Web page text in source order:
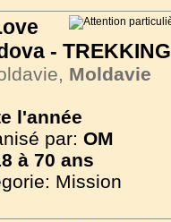
-
Moldavie
l'année
par: OM
à 70 ans
Mission